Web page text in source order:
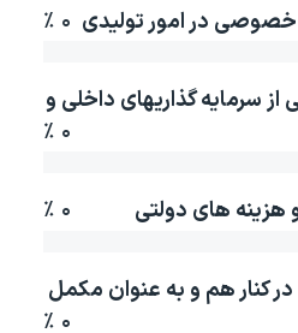
در امور تولیدی ۰ ٪
سرمایه گذاریهای داخلی و
۰ ٪
های دولتی ۰ ٪
در کنار هم و به عنوان مکمل
۰ ٪